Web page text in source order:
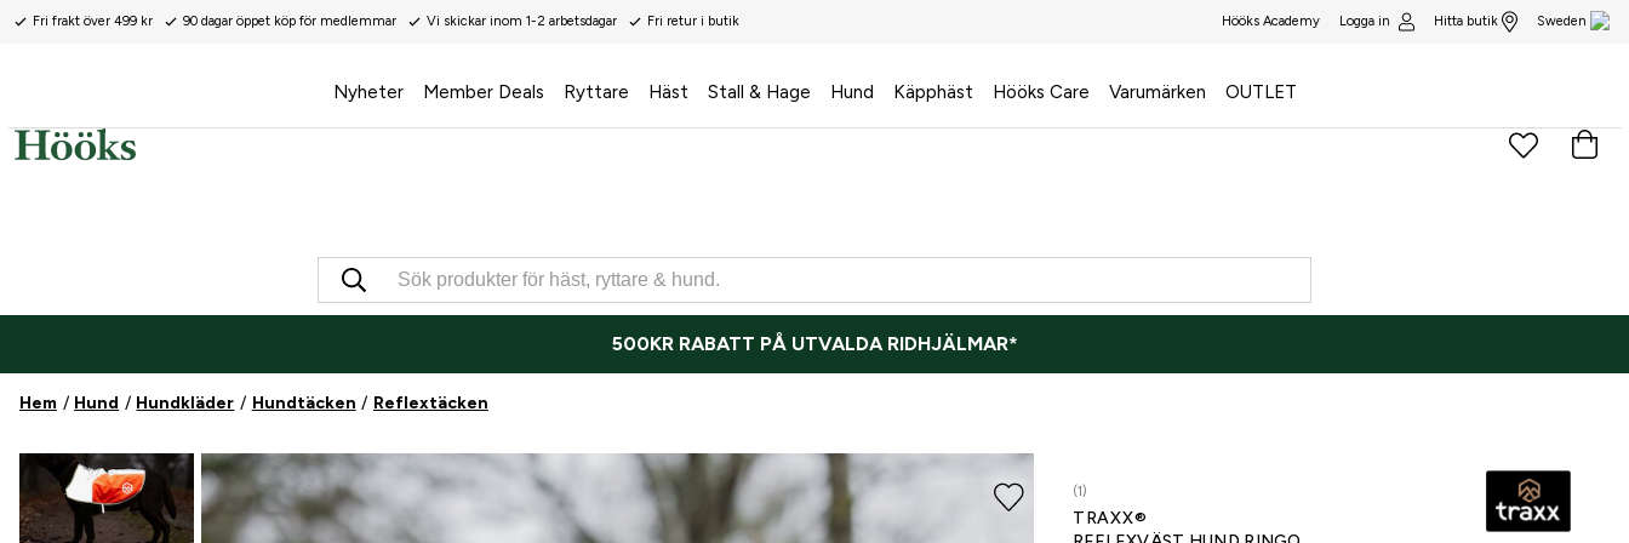
Fri frakt över 499 kr 90 dagar öppet köp för medlemmar Vi skickar inom 1-2 arbetsdagar Fri retur i butik Hööks Academy Logga in Hitta butik Sweden
Nyheter Member Deals Ryttare Häst Stall & Hage Hund Käpphäst Hööks Care Varumärken OUTLET
500KR RABATT PÅ UTVALDA RIDHJÄLMAR*
Hem Hund Hundkläder Hundtäcken Reflextäcken
(1)
TRAXX®